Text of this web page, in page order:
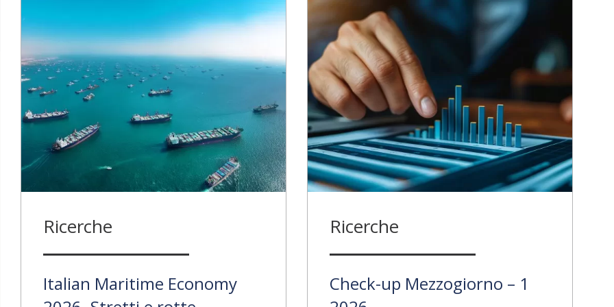
Ricerche
Italian Maritime Economy
Ricerche
Check-up Mezzogiorno – 1